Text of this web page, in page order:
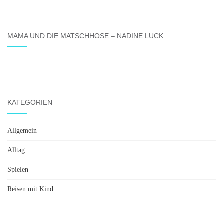
MAMA UND DIE MATSCHHOSE – NADINE LUCK
KATEGORIEN
Allgemein
Alltag
Spielen
Reisen mit Kind